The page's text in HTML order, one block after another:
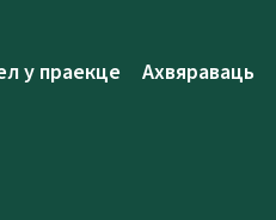
у праекце Ахвяраваць